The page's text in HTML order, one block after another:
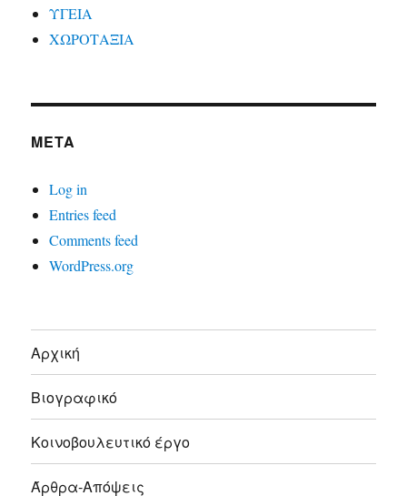
ΥΓΕΙΑ
ΧΩΡΟΤΑΞΙΑ
META
Log in
Entries feed
Comments feed
WordPress.org
Αρχική
Βιογραφικό
Κοινοβουλευτικό έργο
Άρθρα-Απόψεις